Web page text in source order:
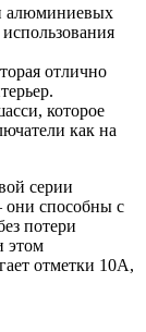
алюминиевых
отлично
которое
как на
серии
они способны с
потери
этом
отметки 10А,